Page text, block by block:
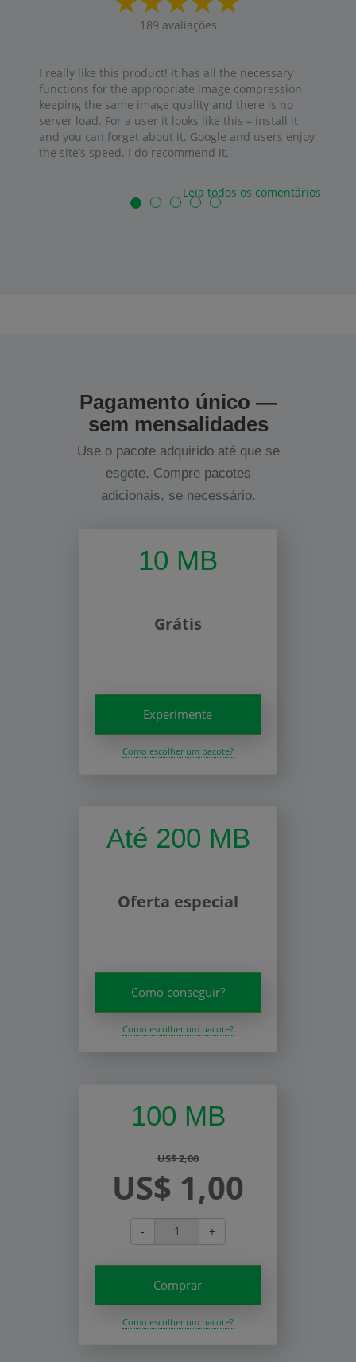
189 avaliações
I really like this product! It has all the necessary
functions for the appropriate image compression
keeping the same image quality and there is no
server load. For a user it looks like this – install it
and you can forget about it. Google and users enjoy
the site’s speed. I do recommend it.
Leia todos os comentários
Pagamento único —
sem mensalidades
Use o pacote adquirido até que se
esgote. Compre pacotes
adicionais, se necessário.
10 MB
Grátis
Experimente
Como escolher um pacote?
Até 200 MB
Oferta especial
Como conseguir?
Como escolher um pacote?
100 MB
US$ 2,00
US$ 1,00
- +
Comprar
Como escolher um pacote?